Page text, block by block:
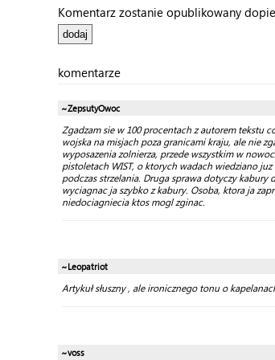
Komentarz zostanie opublikowany
komentarze
~ZepsutyOwoc
Zgadzam sie w 100 procentach z autorem tekstu
wojska na misjach poza granicami kraju, ale nie
wyposazenia zolnierza, przede wszystkim w
pistoletach WIST, o ktorych wadach wiedziano
podczas strzelania. Druga sprawa dotyczy
wyciagnac ja szybko z kabury. Osoba, ktora ja
niedociagniecia ktos mogl zginac.
~Leopatriot
Artykuł słuszny , ale ironicznego tonu o
~voss